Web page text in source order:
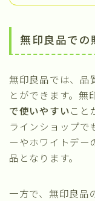
無印良品での
無印良品では、品
とができます。無
で使いやすいこと
ラインショップで
ーやホワイトデー
品となります。
一方で、無印良品